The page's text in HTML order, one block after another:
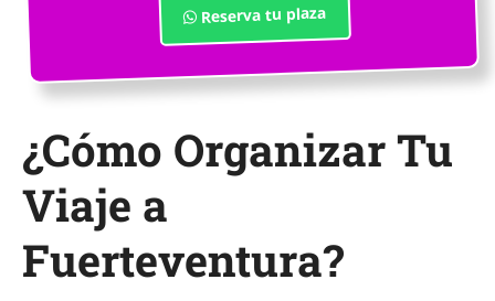
Reserva tu plaza
¿Cómo Organizar Tu
Viaje a
Fuerteventura?